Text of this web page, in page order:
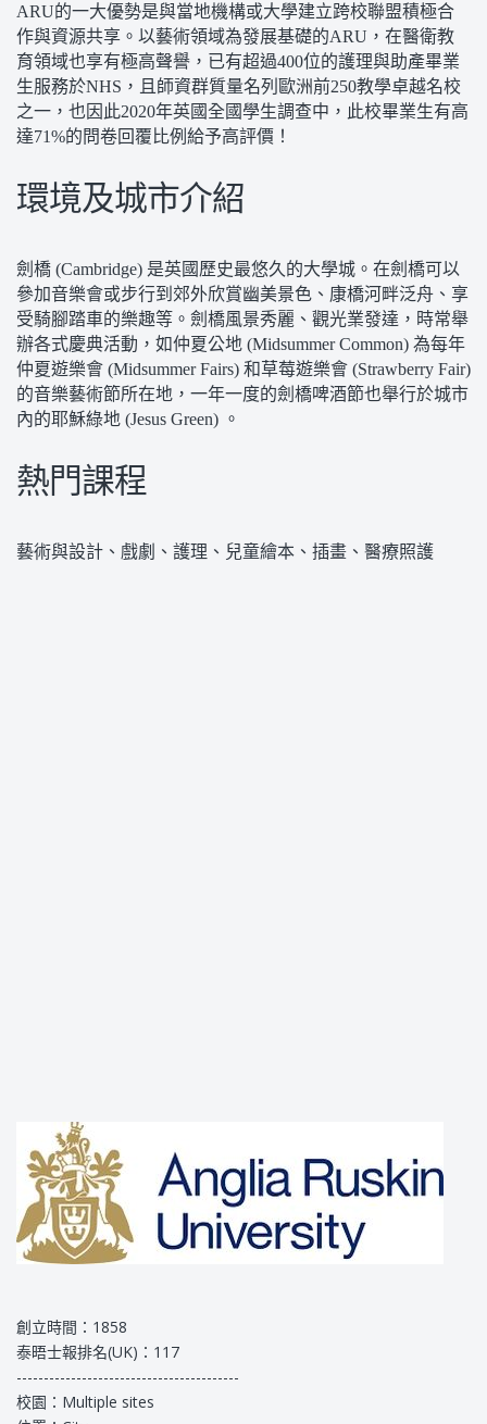
ARU的一大優勢是與當地機構或大學建立跨校聯盟積極合
作與資源共享。以藝術領域為發展基礎的ARU，在醫衛教
育領域也享有極高聲譽，已有超過400位的護理與助產畢業
生服務於NHS，且師資群質量名列歐洲前250教學卓越名校
之一，也因此2020年英國全國學生調查中，此校畢業生有高
達71%的問卷回覆比例給予高評價！
環境及城市介紹
劍橋 (Cambridge) 是英國歷史最悠久的大學城。在劍橋可以
參加音樂會或步行到郊外欣賞幽美景色、康橋河畔泛舟、享
受騎腳踏車的樂趣等。劍橋風景秀麗、觀光業發達，時常舉
辦各式慶典活動，如仲夏公地 (Midsummer Common) 為每年
仲夏遊樂會 (Midsummer Fairs) 和草莓遊樂會 (Strawberry Fair)
的音樂藝術節所在地，一年一度的劍橋啤酒節也舉行於城市
內的耶穌綠地 (Jesus Green) 。
熱門課程
藝術與設計、戲劇、護理、兒童繪本、插畫、醫療照護
創立時間：1858
泰晤士報排名(UK)：117
-----------------------------------------
校園：Multiple sites